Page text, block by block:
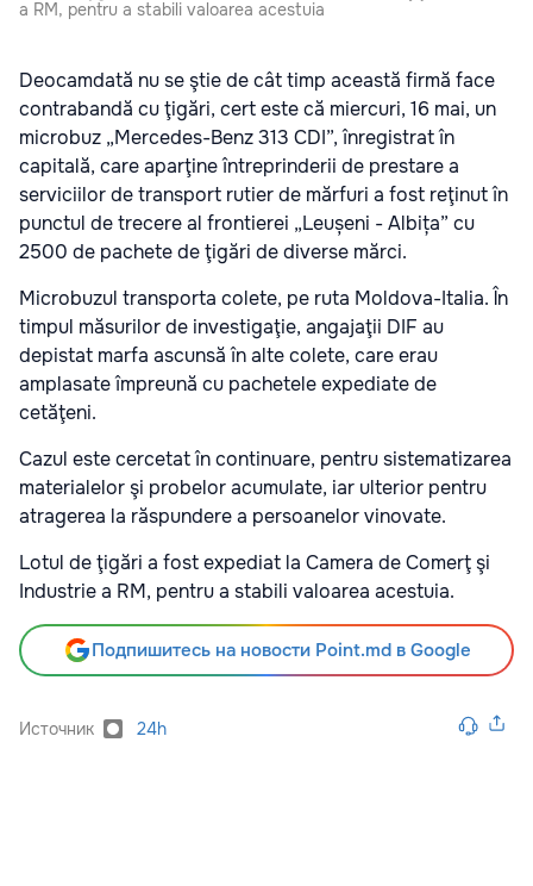
a RM, pentru a stabili valoarea acestuia
Deocamdată nu se ştie de cât timp această firmă face
contrabandă cu ţigări, cert este că miercuri, 16 mai, un
microbuz „Mercedes-Benz 313 CDI”, înregistrat în
capitală, care aparţine întreprinderii de prestare a
serviciilor de transport rutier de mărfuri a fost reţinut în
punctul de trecere al frontierei „Leușeni - Albița” cu
2500 de pachete de ţigări de diverse mărci.
Microbuzul transporta colete, pe ruta Moldova-Italia. În
timpul măsurilor de investigaţie, angajaţii DIF au
depistat marfa ascunsă în alte colete, care erau
amplasate împreună cu pachetele expediate de
cetăţeni.
Cazul este cercetat în continuare, pentru sistematizarea
materialelor şi probelor acumulate, iar ulterior pentru
atragerea la răspundere a persoanelor vinovate.
Lotul de ţigări a fost expediat la Camera de Comerţ şi
Industrie a RM, pentru a stabili valoarea acestuia.
Подпишитесь на новости Point.md в Google
Источник 24h